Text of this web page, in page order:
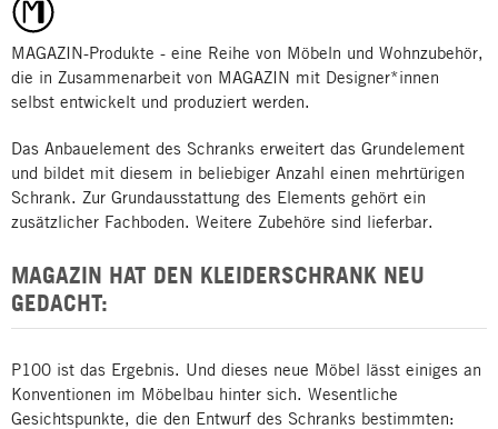
MAGAZIN-Produkte - eine Reihe von Möbeln und Wohnzubehör,
die in Zusammenarbeit von MAGAZIN mit Designer*innen
selbst entwickelt und produziert werden.
Das Anbauelement des Schranks erweitert das Grundelement
und bildet mit diesem in beliebiger Anzahl einen mehrtürigen
Schrank. Zur Grundausstattung des Elements gehört ein
zusätzlicher Fachboden. Weitere Zubehöre sind lieferbar.
MAGAZIN HAT DEN KLEIDERSCHRANK NEU
GEDACHT:
P100 ist das Ergebnis. Und dieses neue Möbel lässt einiges an
Konventionen im Möbelbau hinter sich. Wesentliche
Gesichtspunkte, die den Entwurf des Schranks bestimmten: